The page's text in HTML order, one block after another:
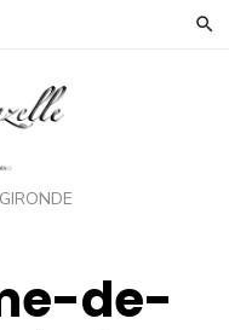
de-